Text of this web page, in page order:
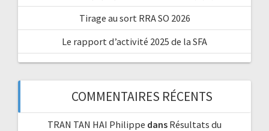
Tirage au sort RRA SO 2026
Le rapport d’activité 2025 de la SFA
COMMENTAIRES RÉCENTS
TRAN TAN HAI Philippe dans Résultats du